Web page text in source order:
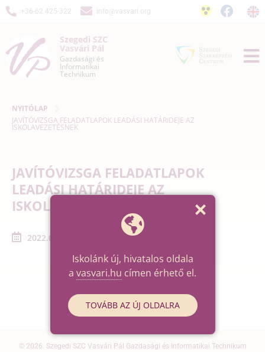
+36-62 425-322 info@vasvari.org
Szegedi SZC
Vasvári Pál
Gazdasági és
Informatikai
Technikum
NYITÓLAP
JAVÍTÓVIZSGA FELADATLAPOK LEADÁSI HATÁRIDEJE AZ
ISKOLAVEZETÉSNEK
JAVÍTÓVIZSGA FELADATLAPOK
LEADÁSI HATÁRIDEJE AZ
ISKOLAVEZETÉSNEK
2022.06.27. - 2022.06.27.
© 2026. Szegedi SZC Vasvári Pál Gazdasági és Informatikai Technikum
Iskolánk új, hivatalos oldala
a vasvari.hu címen érhető el.
TOVÁBB AZ ÚJ OLDALRA